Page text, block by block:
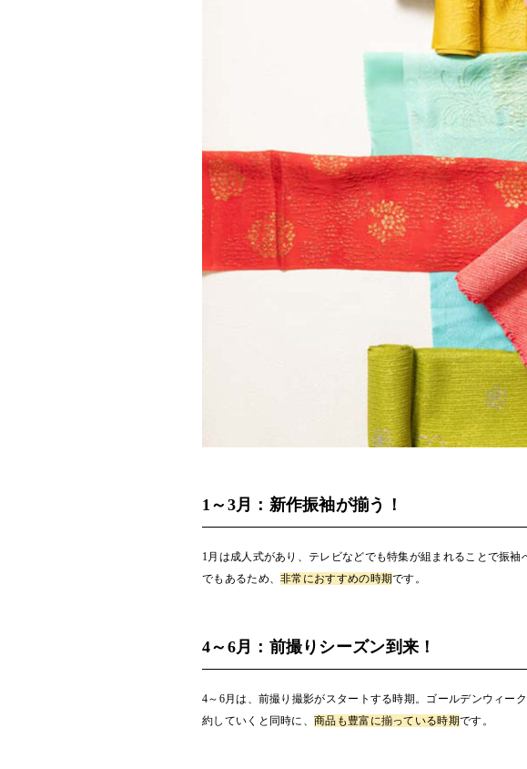
1～3月：新作振袖が揃う！
1月は成人式があり、テレビなどでも特集が組まれることで振袖
でもあるため、非常におすすめの時期です。
4～6月：前撮りシーズン到来！
4～6月は、前撮り撮影がスタートする時期。ゴールデンウィー
約していくと同時に、 商品も豊富に揃っている時期です。